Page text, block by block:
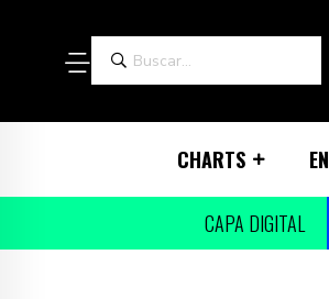
CHARTS
CAPA DIGITAL